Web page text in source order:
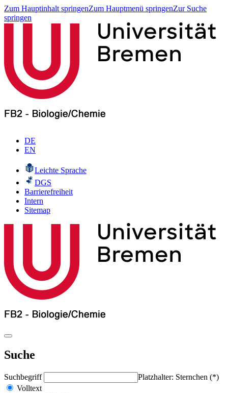
Zum Hauptinhalt springenZum Hauptmenü springenZur Suche
springen
DE
EN
Leichte Sprache
DGS
Barrierefreiheit
Intern
Sitemap
Suche
Suchbegriff
Platzhalter: Sternchen (*)
Volltext